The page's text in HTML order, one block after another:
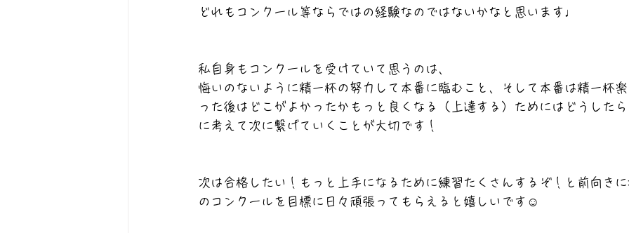
どれもコンクール等ならではの経験なのではないかなと思います♩
私自身もコンクールを受けていて思うのは、
悔いのないように精一杯の努力して本番に臨むこと、そして本番は精一杯
った後はどこがよかったかもっと良くなる（上達する）ためにはどうした
に考えて次に繋げていくことが大切です！
次は合格したい！もっと上手になるために練習たくさんするぞ！と前向き
のコンクールを目標に日々頑張ってもらえると嬉しいです☺️